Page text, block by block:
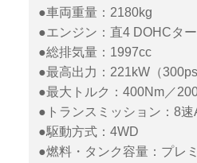
●車両重量：2180kg
●エンジン：直4 DOHCタ
●総排気量：1997cc
●最高出力：221kW（
●最大トルク：400Nm／
●トランスミッション：8速
●駆動方式：4WD
●燃料・タンク容量：プレ